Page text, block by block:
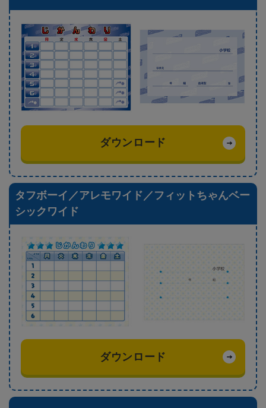
ダウンロード
タフボーイ／アレモワイド／フィットちゃんベー
シックワイド
ダウンロード